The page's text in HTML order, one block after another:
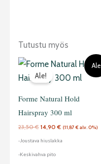
Tutustu myös
Ale
Ale!
Forme Natural Hold
Hairspray 300 ml
23,50€
Alkuperäinen
hinta
oli:
23,50 €.
14,90€
Nykyinen
hinta
on:
14,90 €.
(11,87€ alv. 0%)
-Joustava hiuslakka
-Keskivahva pito